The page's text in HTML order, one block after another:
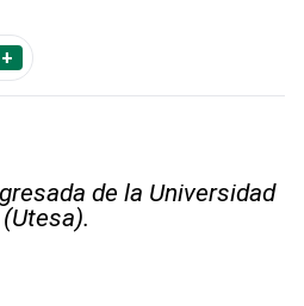
de la Universidad